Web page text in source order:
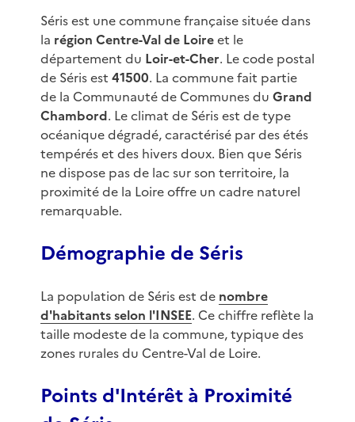
Séris est une commune française située dans
la région Centre-Val de Loireet le
département du Loir-et-Cher. Le code postal
de Séris est 41500. La commune fait partie
de la Communauté de Communes du Grand
Chambord. Le climat de Séris est de type
océanique dégradé, caractérisé par des étés
tempérés et des hivers doux. Bien que Séris
ne dispose pas de lac sur son territoire, la
proximité de la Loire offre un cadre naturel
remarquable.
Démographie de Séris
La population de Séris est de nombre
d'habitants selon l'INSEE. Ce chiffre reflète la
taille modeste de la commune, typique des
zones rurales du Centre-Val de Loire.
Points d'Intérêt à Proximité